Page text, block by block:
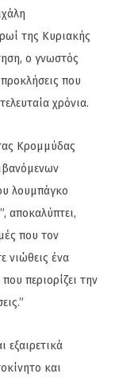
της Κυριακής
ο γνωστός
που
χρόνια.
Κρομμύδας
λουμπάγκο
αποκαλύπτει,
που τον
νιώθεις ένα
περιορίζει την
εξαιρετικά
και